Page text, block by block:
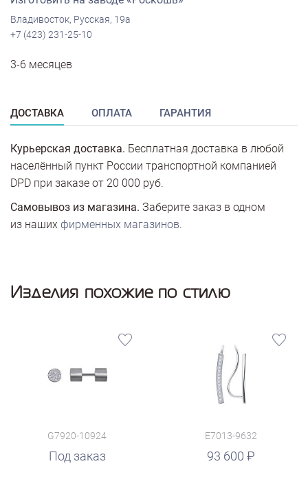
Владивосток, Русская, 19а
+7 (423) 231-25-10
3-6 месяцев
ДОСТАВКА ОПЛАТА ГАРАНТИЯ
Курьерская доставка. Бесплатная доставка в любой
населённый пункт России транспортной компанией
DPD при заказе от 20 000 руб.
Самовывоз из магазина. Заберите заказ в одном
из наших фирменных магазинов.
Изделия похожие по стилю
G7920-10924
Под заказ
E7013-9632
93 600
руб.